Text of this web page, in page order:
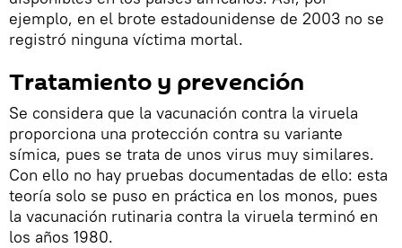
ejemplo, en el brote estadounidense de 2003 no se
registró ninguna víctima mortal.
Tratamiento y prevención
Se considera que la vacunación contra la viruela
proporciona una protección contra su variante
símica, pues se trata de unos virus muy similares.
Con ello no hay pruebas documentadas de ello: esta
teoría solo se puso en práctica en los monos, pues
la vacunación rutinaria contra la viruela terminó en
los años 1980.